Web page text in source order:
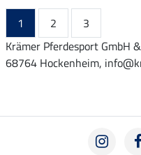
1 2
3
Krämer Pferdesport GmbH
68764 Hockenheim,